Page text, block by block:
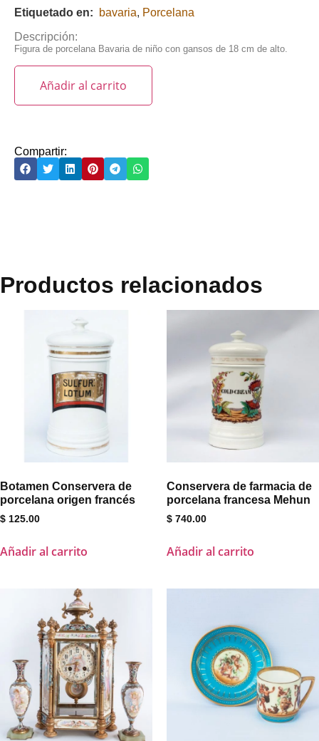
Etiquetado en:
bavaria, Porcelana
Descripción:
Figura de porcelana Bavaria de niño con gansos de 18 cm de alto.
Añadir al carrito
Compartir:
Productos relacionados
Botamen Conservera de
porcelana origen francés
$ 125.00
Añadir al carrito
Conservera de farmacia de
porcelana francesa Mehun
$ 740.00
Añadir al carrito